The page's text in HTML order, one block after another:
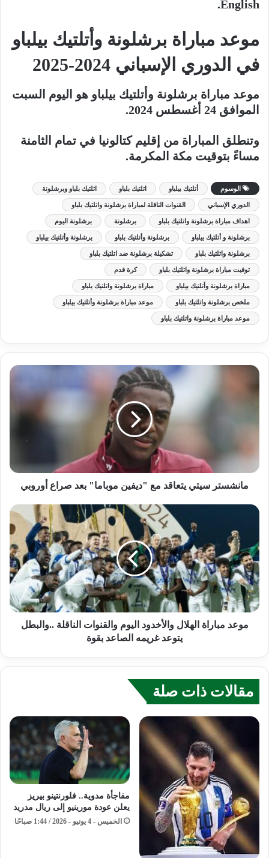
English.
موعد مباراة برشلونة وأتلتيك بيلباو
في الدوري الإسباني 2024-2025
موعد مباراة برشلونة وأتلتيك بيلباو هو اليوم السبت
الموافق 24 أغسطس 2024.
وتنطلق المباراة من إقليم كتالونيا في تمام الثامنة
مساءً بتوقيت مكة المكرمة.
الوسوم أتلتيك بيلباو اتلتيك بلباو اتلتيك بلباو وبرشلونة
الدوري الإسباني القنوات الناقلة لمباراة برشلونة واتلتيك بلباو
اهداف مباراة برشلونة واتلتيك بلباو برشلونة برشلونة اليوم
برشلونة و أتلتيك بيلباو برشلونة وأتلتيك بلباو برشلونة وأتلتيك بيلباو
برشلونة واتلتيك بلباو تشكيلة برشلونة ضد اتلتيك بلباو
توقيت مباراة برشلونة واتلتيك بلباو كرة قدم
مباراة برشلونة وأتلتيك بيلباو مباراة برشلونة واتلتيك بلباو
ملخص برشلونة واتلتيك بلباو موعد مباراة برشلونة وأتلتيك بيلباو
موعد مباراة برشلونة واتلتيك بلباو
مانشستر سيتي يتعاقد مع "ديفين موباما" بعد صراع أوروبي
موعد مباراة الهلال والأخدود اليوم والقنوات الناقلة ..والبطل
يتوعد غريمه الصاعد بقوة
مقالات ذات صلة
مفاجأة مدوية.. فلورنتينو بيريز
يعلن عودة مورينيو إلى ريال مدريد
الخميس - 4 يونيو - 2026 / 1:44 صباحًا